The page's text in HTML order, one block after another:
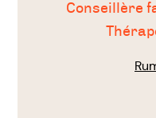
Conseillère